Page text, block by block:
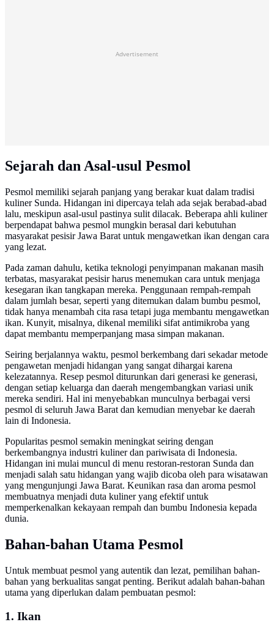
Advertisement
Sejarah dan Asal-usul Pesmol
Pesmol memiliki sejarah panjang yang berakar kuat dalam tradisi
kuliner Sunda. Hidangan ini dipercaya telah ada sejak berabad-abad
lalu, meskipun asal-usul pastinya sulit dilacak. Beberapa ahli kuliner
berpendapat bahwa pesmol mungkin berasal dari kebutuhan
masyarakat pesisir Jawa Barat untuk mengawetkan ikan dengan cara
yang lezat.
Pada zaman dahulu, ketika teknologi penyimpanan makanan masih
terbatas, masyarakat pesisir harus menemukan cara untuk menjaga
kesegaran ikan tangkapan mereka. Penggunaan rempah-rempah
dalam jumlah besar, seperti yang ditemukan dalam bumbu pesmol,
tidak hanya menambah cita rasa tetapi juga membantu mengawetkan
ikan. Kunyit, misalnya, dikenal memiliki sifat antimikroba yang
dapat membantu memperpanjang masa simpan makanan.
Seiring berjalannya waktu, pesmol berkembang dari sekadar metode
pengawetan menjadi hidangan yang sangat dihargai karena
kelezatannya. Resep pesmol diturunkan dari generasi ke generasi,
dengan setiap keluarga dan daerah mengembangkan variasi unik
mereka sendiri. Hal ini menyebabkan munculnya berbagai versi
pesmol di seluruh Jawa Barat dan kemudian menyebar ke daerah
lain di Indonesia.
Popularitas pesmol semakin meningkat seiring dengan
berkembangnya industri kuliner dan pariwisata di Indonesia.
Hidangan ini mulai muncul di menu restoran-restoran Sunda dan
menjadi salah satu hidangan yang wajib dicoba oleh para wisatawan
yang mengunjungi Jawa Barat. Keunikan rasa dan aroma pesmol
membuatnya menjadi duta kuliner yang efektif untuk
memperkenalkan kekayaan rempah dan bumbu Indonesia kepada
dunia.
Bahan-bahan Utama Pesmol
Untuk membuat pesmol yang autentik dan lezat, pemilihan bahan-
bahan yang berkualitas sangat penting. Berikut adalah bahan-bahan
utama yang diperlukan dalam pembuatan pesmol:
1. Ikan